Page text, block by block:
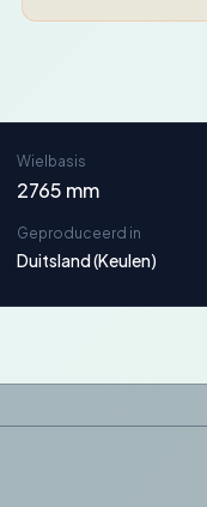
Wielbasis
2765 mm
Geproduceerd in
Duitsland (Keulen)